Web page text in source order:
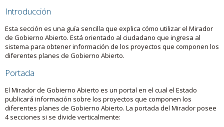
Introducción
Esta sección es una guía sencilla que explica cómo utilizar el Mirador
de Gobierno Abierto. Está orientado al ciudadano que ingresa al
sistema para obtener información de los proyectos que componen los
diferentes planes de Gobierno Abierto.
Portada
El Mirador de Gobierno Abierto es un portal en el cual el Estado
publicará información sobre los proyectos que componen los
diferentes planes de Gobierno Abierto. La portada del Mirador posee
4 secciones si se divide verticalmente: